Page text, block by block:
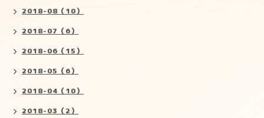
2018-08（10）
2018-07（6）
2018-06（15）
2018-05（6）
2018-04（10）
2018-03（2）